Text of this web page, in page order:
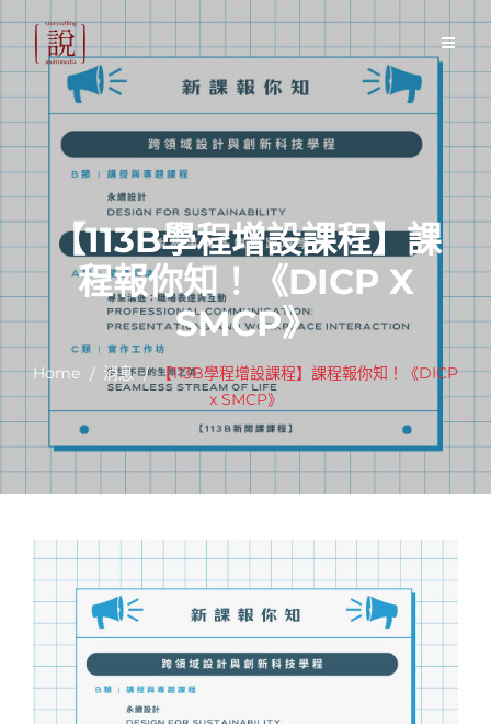
to
content
【113B學程增設課程】課
程報你知！《DICP X
SMCP》
Home 消息
【113B學程增設課程】課程報你知！《DICP
x SMCP》